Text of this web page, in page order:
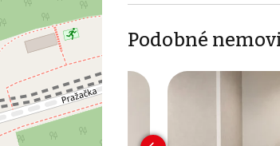
Podobné